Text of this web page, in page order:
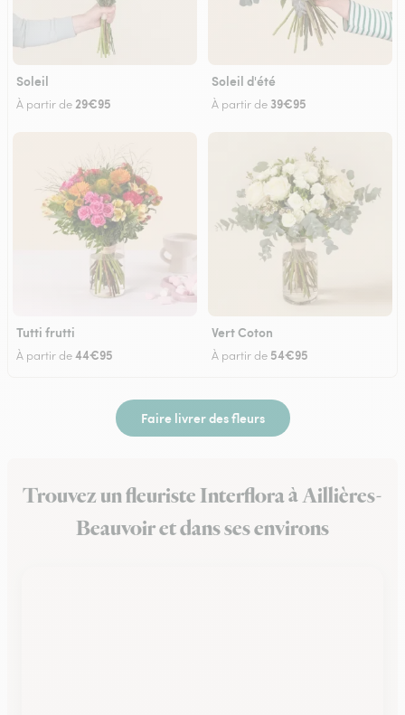
Soleil
À partir de 29€95
Soleil d'été
À partir de 39€95
Tutti frutti
À partir de44€95
Vert Coton
À partir de 54€95
Faire livrer des fleurs
Trouvez un fleuriste Interflora à Aillières-
Beauvoir et dans ses environs